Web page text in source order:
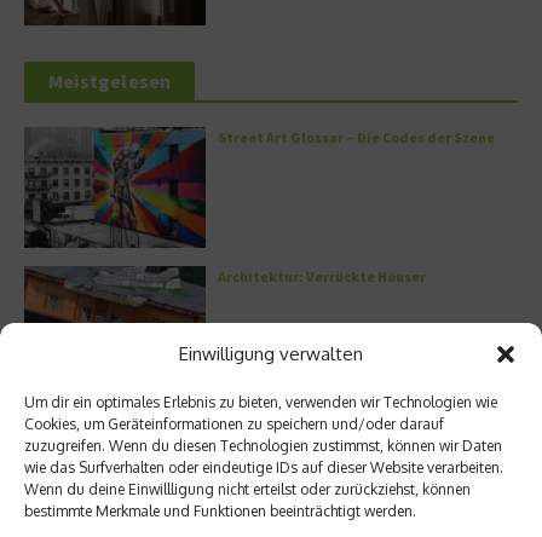
Einwilligung verwalten
Um dir ein optimales Erlebnis zu bieten, verwenden wir Technologien wie
Cookies, um Geräteinformationen zu speichern und/oder darauf
zuzugreifen. Wenn du diesen Technologien zustimmst, können wir Daten
wie das Surfverhalten oder eindeutige IDs auf dieser Website verarbeiten.
Wenn du deine Einwillligung nicht erteilst oder zurückziehst, können
bestimmte Merkmale und Funktionen beeinträchtigt werden.
Meistgelesen
Street Art Glossar – Die Codes der Szene
Architektur: Verrückte Häuser
Kann man Hunde vegan ernähren?